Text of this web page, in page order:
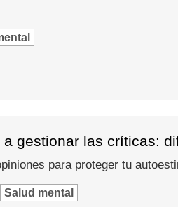
gestionar las críticas:
para proteger tu
Salud mental